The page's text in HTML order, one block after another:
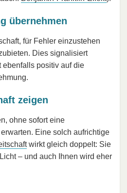
übernehmen
für Fehler einzustehen
Dies signalisiert
ebenfalls positiv auf die
zeigen
ohne sofort eine
Eine solch aufrichtige
wirkt gleich doppelt: Sie
– und auch Ihnen wird eher